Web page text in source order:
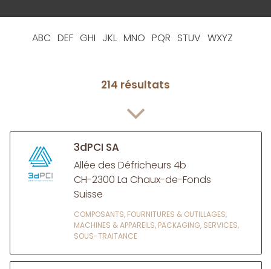
ABC DEF GHI JKL MNO PQR STUV WXYZ
214 résultats
3dPCI SA
Allée des Défricheurs 4b
CH-2300 La Chaux-de-Fonds
Suisse
COMPOSANTS, FOURNITURES & OUTILLAGES,
MACHINES & APPAREILS, PACKAGING, SERVICES,
SOUS-TRAITANCE